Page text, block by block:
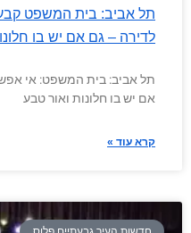
תל אביב: בית המשפט
לדירה – גם אם יש בו
תל אביב: בית המשפט: אי
אם יש בו חלונות ואור טבע
קרא עוד »